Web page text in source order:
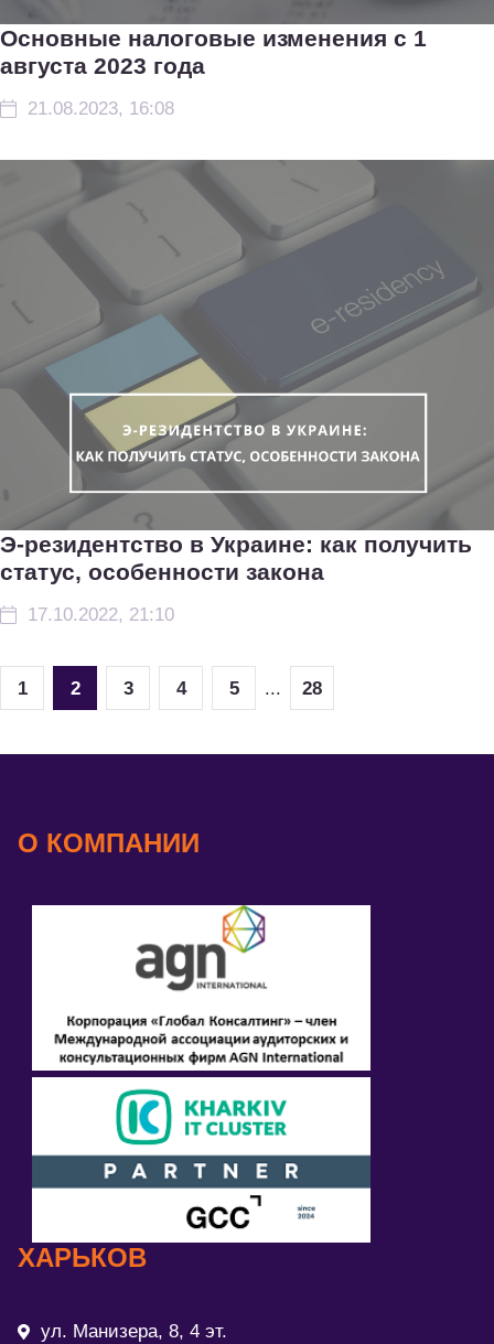
Основные налоговые изменения с 1
августа 2023 года
21.08.2023, 16:08
Э-резидентство в Украине: как получить
статус, особенности закона
17.10.2022, 21:10
1 2 3 4 5 ... 28
О КОМПАНИИ
ХАРЬКОВ
ул. Манизера, 8, 4 эт.